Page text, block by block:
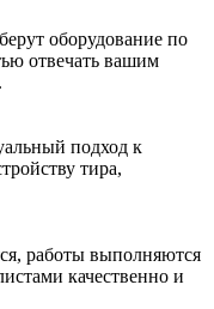
оборудование по
отвечать вашим
подход к
тира,
работы выполняются
качественно и